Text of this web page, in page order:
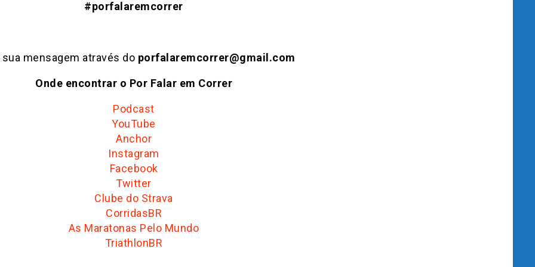
#porfalaremcorrer
sua mensagem através do porfalaremcorrer@gmail.com
Onde encontrar o Por Falar em Correr
Podcast
YouTube
Anchor
Instagram
Facebook
Twitter
Clube do Strava
CorridasBR
As Maratonas Pelo Mundo
TriathlonBR